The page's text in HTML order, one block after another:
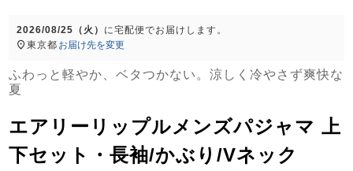
すべてのキッ
ズ
き
り
2026/08/25（火） に宅配便でお届けします。
東京都 お届け先を変更
ふわっと軽やか、ベタつかない。涼しく冷やさず爽快な
夏
エアリーリップルメンズパジャマ 上
下セット・長袖/かぶり/Vネック